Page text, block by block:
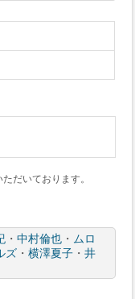
だいております。
・ 中村倫也・ ムロ
ズ・ 横澤夏子・ 井